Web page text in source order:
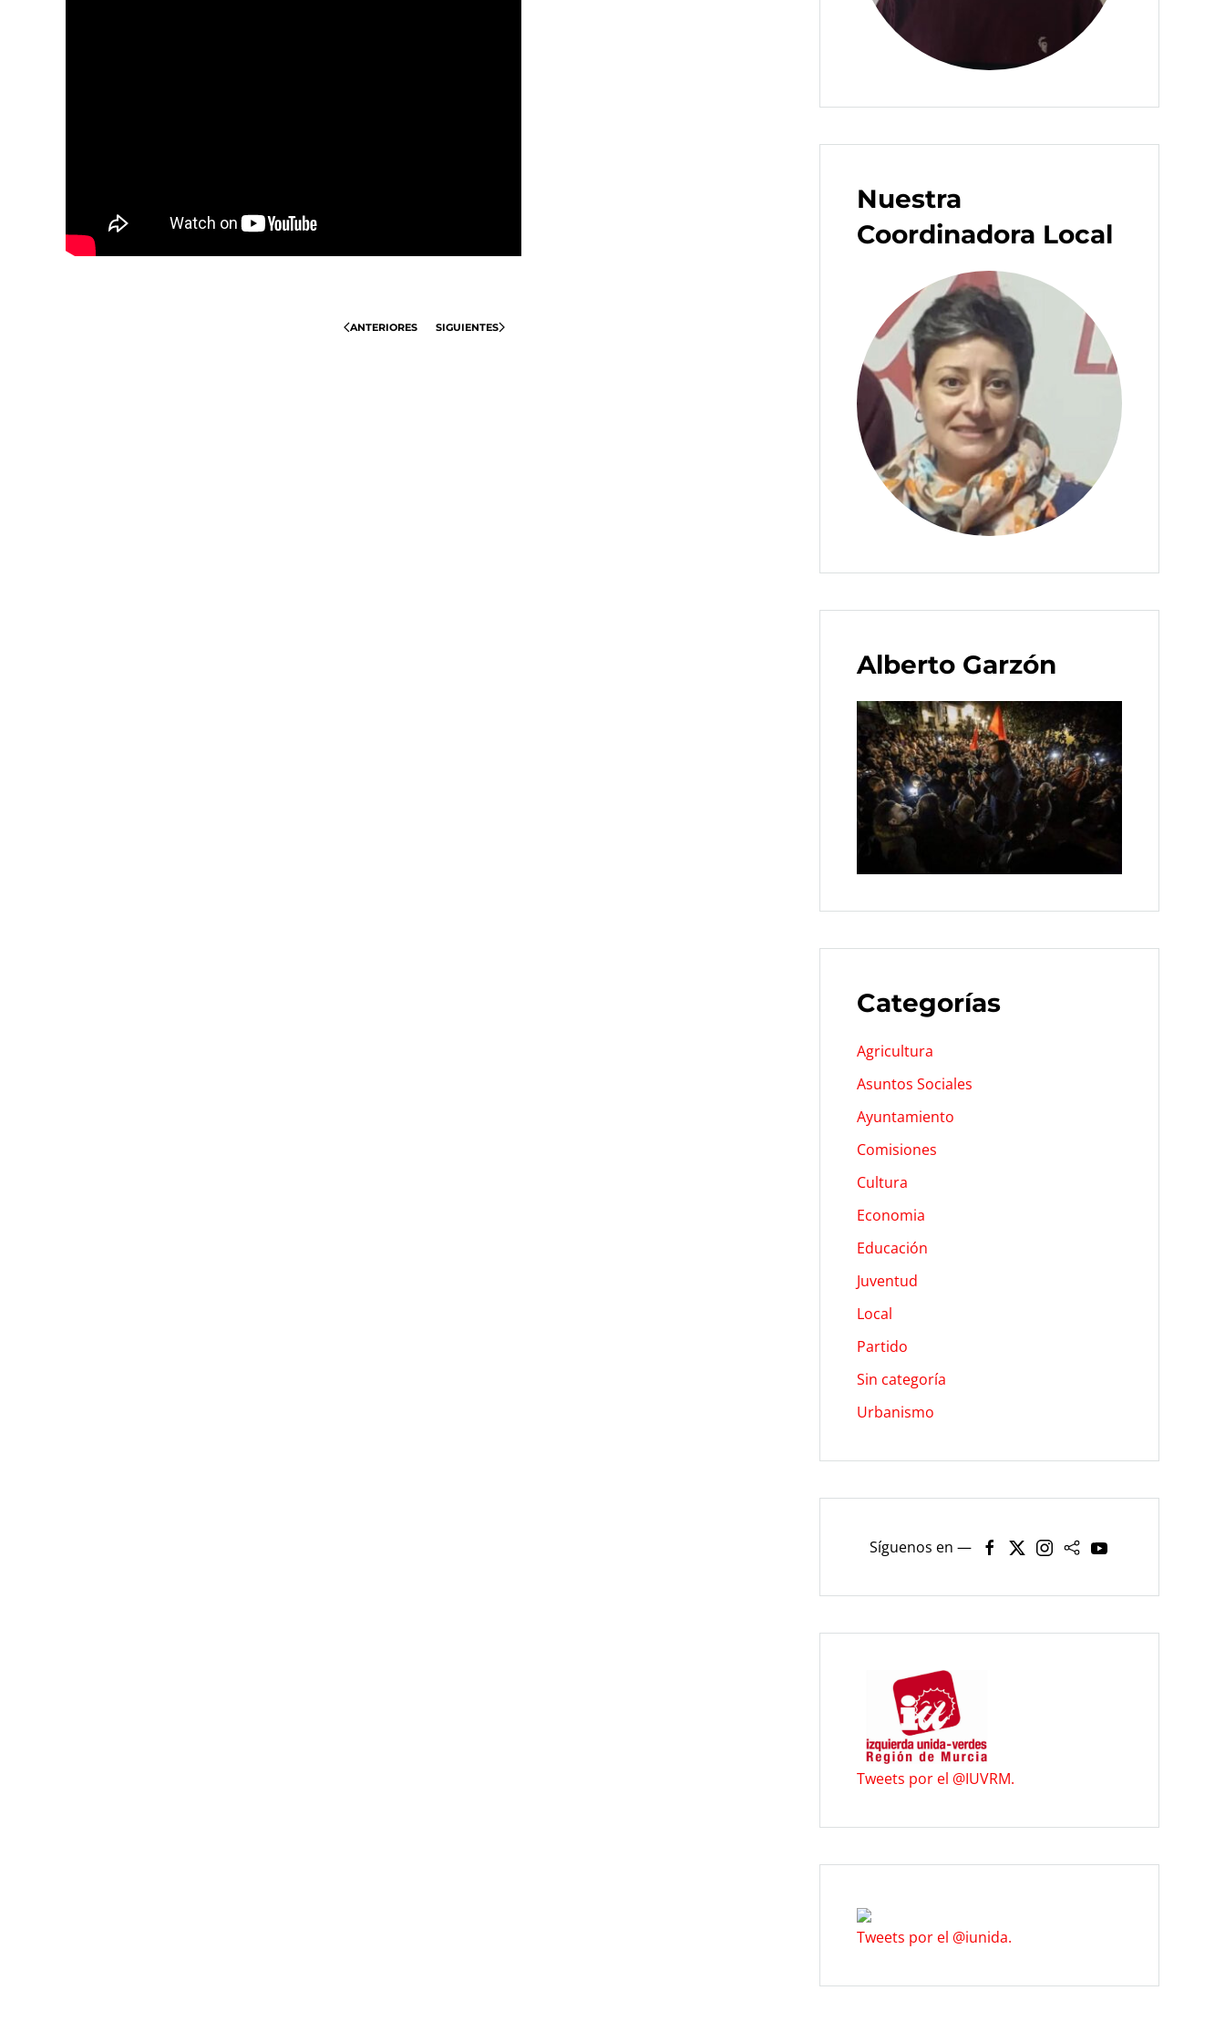
ANTERIORES SIGUIENTES
Nuestra
Coordinadora Local
Alberto Garzón
Categorías
Agricultura
Asuntos Sociales
Ayuntamiento
Comisiones
Cultura
Economia
Educación
Juventud
Local
Partido
Sin categoría
Urbanismo
Síguenos en —
Tweets por el @IUVRM.
Tweets por el @iunida.